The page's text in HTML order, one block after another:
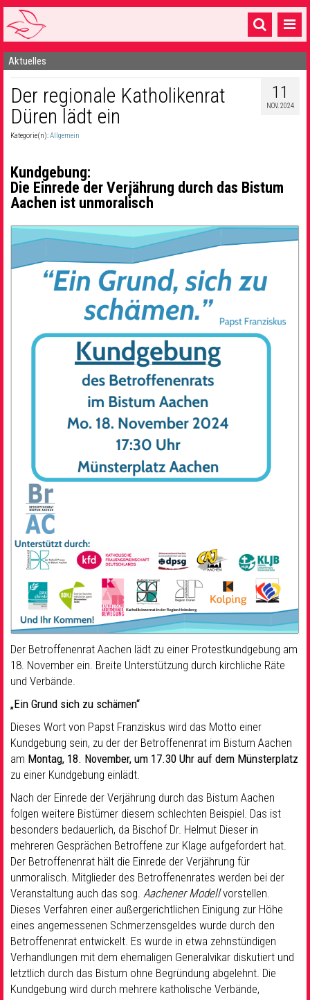
Startseite
1 Pfarrei
16 Gemeinden & mehr
Sakramente & Feste
Gemeinschaft & Soziales
Musik& Kultur
Seelsorge & Kontakt
Aktuelles
11
NOV. 2024
Der regionale Katholikenrat
Düren lädt ein
Kategorie(n):Allgemein
Kundgebung:
Die Einrede der Verjährung durch das Bistum
Aachen ist unmoralisch
Der Betroffenenrat Aachen lädt zu einer Protestkundgebung am
18. November ein. Breite Unterstützung durch kirchliche Räte
und Verbände.
„Ein Grund sich zu schämen“
Dieses Wort von Papst Franziskus wird das Motto einer
Kundgebung sein, zu der der Betroffenenrat im Bistum Aachen
am Montag, 18. November, um 17.30 Uhr auf dem Münsterplatz
zu einer Kundgebung einlädt.
Nach der Einrede der Verjährung durch das Bistum Aachen
folgen weitere Bistümer diesem schlechten Beispiel. Das ist
besonders bedauerlich, da Bischof Dr. Helmut Dieser in
mehreren Gesprächen Betroffene zur Klage aufgefordert hat.
Der Betroffenenrat hält die Einrede der Verjährung für
unmoralisch. Mitglieder des Betroffenenrates werden bei der
Veranstaltung auch das sog. Aachener Modellvorstellen.
Dieses Verfahren einer außergerichtlichen Einigung zur Höhe
eines angemessenen Schmerzensgeldes wurde durch den
Betroffenenrat entwickelt. Es wurde in etwa zehnstündigen
Verhandlungen mit dem ehemaligen Generalvikar diskutiert und
letztlich durch das Bistum ohne Begründung abgelehnt. Die
Kundgebung wird durch mehrere katholische Verbände,